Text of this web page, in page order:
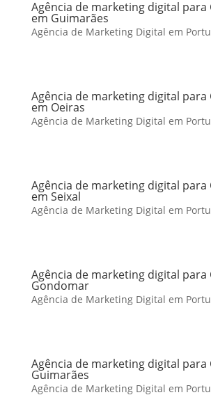
Agência de marketing digital para
em Guimarães
Agência de Marketing Digital em
Agência de marketing digital para
em Oeiras
Agência de Marketing Digital em
Agência de marketing digital para
em Seixal
Agência de Marketing Digital em
Agência de marketing digital para
Gondomar
Agência de Marketing Digital em
Agência de marketing digital para
Guimarães
Agência de Marketing Digital em